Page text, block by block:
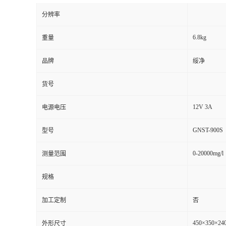
分辨率
重量 6.8kg
品牌 绥净
货号
电源电压 12V 3A
型号 GNST-900S
测量范围 0-20000mg/l
规格
加工定制 否
外形尺寸